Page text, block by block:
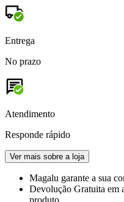
Entrega
No prazo
Atendimento
Responde rápido
Ver mais sobre a loja
Magalu garante a sua
Devolução Gratuita em
produto.